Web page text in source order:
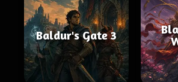
Baldur's Gate 3